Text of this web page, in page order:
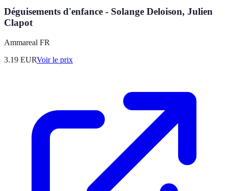
Déguisements d'enfance - Solange Deloison, Julien
Clapot
Ammareal FR
3.19 EURVoir le prix